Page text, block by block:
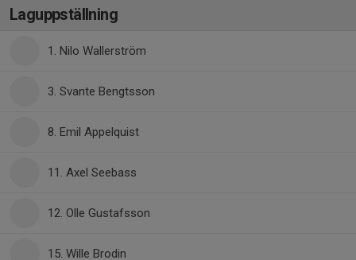
Laguppställning
1. Nilo Wallerström
3. Svante Bengtsson
8. Emil Appelquist
11. Axel Seebass
12. Olle Gustafsson
15. Wille Brodin